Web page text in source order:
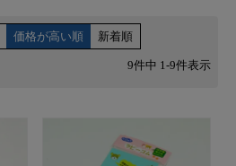
価格が高い順 新着順
9件中 1 -9件表示